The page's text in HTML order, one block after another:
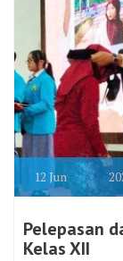
12 Jun
Pelepasan
Kelas XII